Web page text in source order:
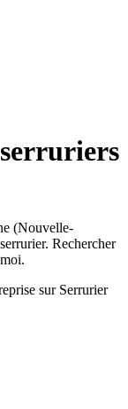
(Nouvelle-
Rechercher
sur Serrurier